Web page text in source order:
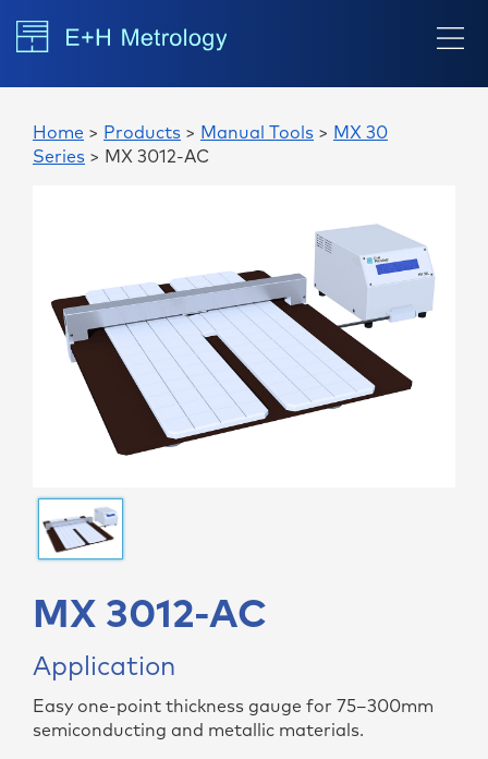
Home > Products > Manual Tools > MX 30
Series > MX 3012-AC
MX 3012-AC
Application
Easy one-point thickness gauge for 75–300mm
semiconducting and metallic materials.